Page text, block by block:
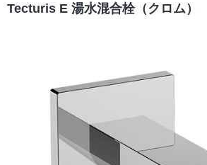
Tecturis E 湯水混合栓（クロム）